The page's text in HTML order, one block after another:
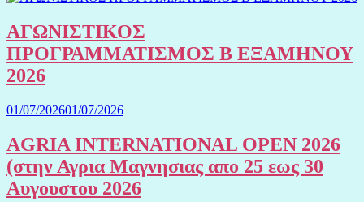
ΑΓΩΝΙΣΤΙΚΟΣ
ΠΡΟΓΡΑΜΜΑΤΙΣΜΟΣ Β ΕΞΑΜΗΝΟΥ
2026
01/07/202601/07/2026
AGRIA INTERNATIONAL OPEN 2026
(στην Αγρια Μαγνησιας απο 25 εως 30
Αυγουστου 2026